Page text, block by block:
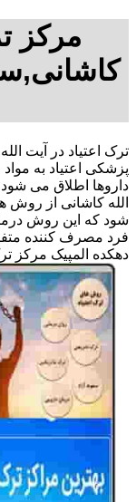
مرکز
ترک اعتیاد در آیت
پزشکی اعتیاد به
داروها اطلاق می
الله کاشانی از روش
شود که این روش
فرد مصرف کننده
دهکده المپیک مرکز ترک اعتیاد سپنتا